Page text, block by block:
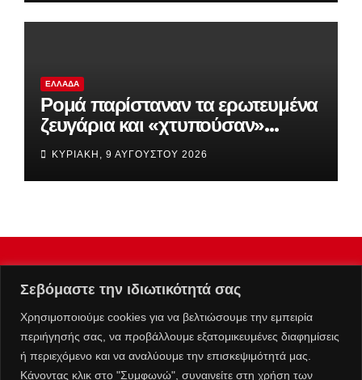
Σεβόμαστε την ιδιωτικότητά σας
Χρησιμοποιούμε cookies για να βελτιώσουμε την εμπειρία
περιήγησής σας, να προβάλλουμε εξατομικευμένες διαφημίσεις
ή περιεχόμενο και να αναλύουμε την επισκεψιμότητά μας.
Κάνοντας κλικ στο "Συμφωνώ", συναινείτε στη χρήση των
ΕΛΛΆΔΑ
Ρομά παρίσταναν τα ερωτευμένα
ζευγάρια και «χτυπούσαν»
σπίτια και επιχειρήσεις
ΚΥΡΙΑΚΉ, 9 ΑΥΓΟΎΣΤΟΥ 2026